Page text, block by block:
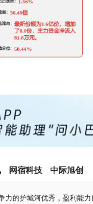
网宿科技 中际旭创
力的护城河优秀，盈利能